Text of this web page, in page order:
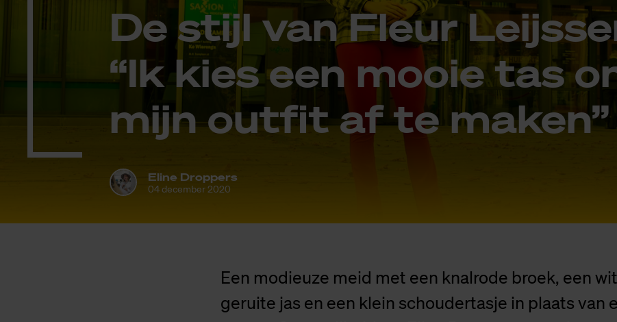
De stijl van Fleur
“Ik kies een mooie tas
mijn out­fit af te ma­ken”
Eline Droppers
04 december 2020
Een modieuze meid met een knalrode broek, een
geruite jas en een klein schoudertasje in plaats van